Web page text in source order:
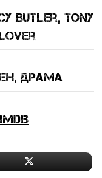
Butler, Tony
драма